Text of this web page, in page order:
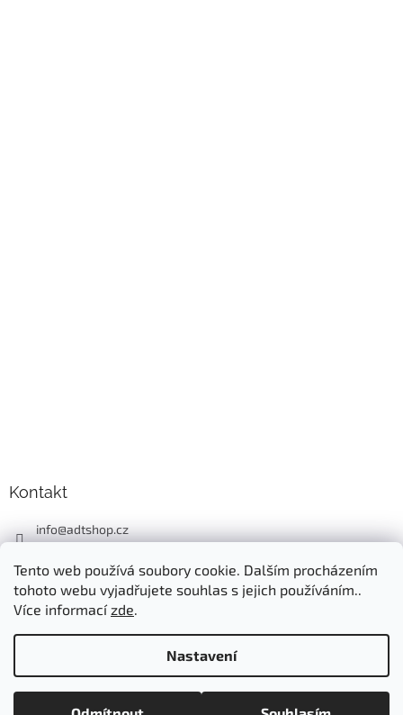
Tento web používá soubory cookie. Dalším procházením
tohoto webu vyjadřujete souhlas s jejich používáním..
Více informacízde.
Nastavení
Kontakt
info@adtshop.cz
+420724549949
Vytvořil Shoptet